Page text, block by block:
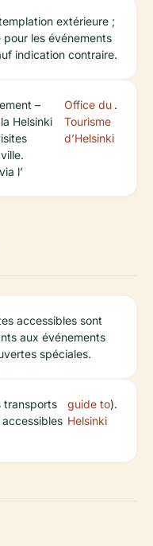
extérieure ;
pour les événements
indication contraire.
–
Helsinki
l’
Office du
Tourisme
d’Helsinki
.
accessibles sont
aux événements
spéciales.
transports
guide to
Helsinki
).